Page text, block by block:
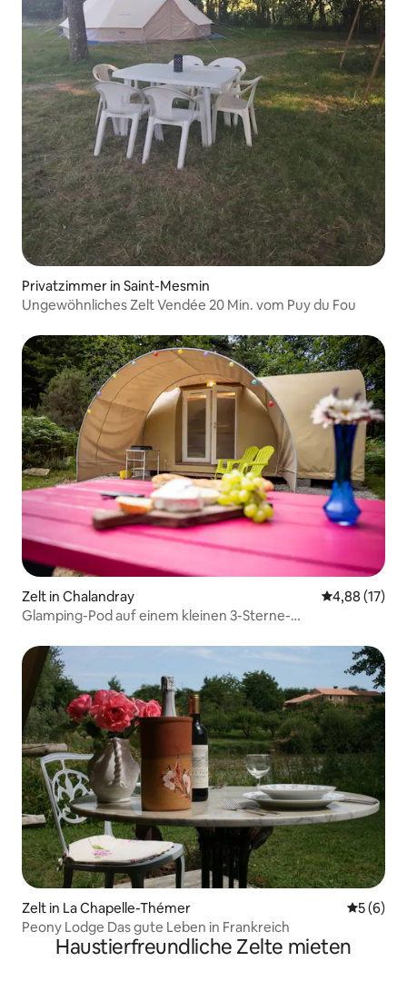
Privatzimmer in Saint-Mesmin
Ungewöhnliches Zelt Vendée 20 Min. vom Puy du Fou
Zelt in Chalandray
4,88 (17)
Glamping-Pod auf einem kleinen 3-Sterne-
Zelt in La Chapelle-Thémer
5 (6)
Peony Lodge Das gute Leben in Frankreich
Haustierfreundliche Zelte mieten